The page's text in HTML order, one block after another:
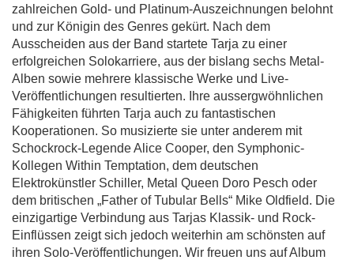
zahlreichen Gold- und Platinum-Auszeichnungen belohnt
und zur Königin des Genres gekürt. Nach dem
Ausscheiden aus der Band startete Tarja zu einer
erfolgreichen Solokarriere, aus der bislang sechs Metal-
Alben sowie mehrere klassische Werke und Live-
Veröffentlichungen resultierten. Ihre aussergwöhnlichen
Fähigkeiten führten Tarja auch zu fantastischen
Kooperationen. So musizierte sie unter anderem mit
Schockrock-Legende Alice Cooper, den Symphonic-
Kollegen Within Temptation, dem deutschen
Elektrokünstler Schiller, Metal Queen Doro Pesch oder
dem britischen „Father of Tubular Bells“ Mike Oldfield. Die
einzigartige Verbindung aus Tarjas Klassik- und Rock-
Einflüssen zeigt sich jedoch weiterhin am schönsten auf
ihren Solo-Veröffentlichungen. Wir freuen uns auf Album